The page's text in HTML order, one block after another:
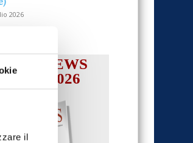
il
2026
ASSINEWS
2026